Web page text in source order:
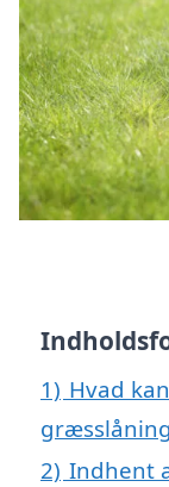
1) Hvad
2) Indhent